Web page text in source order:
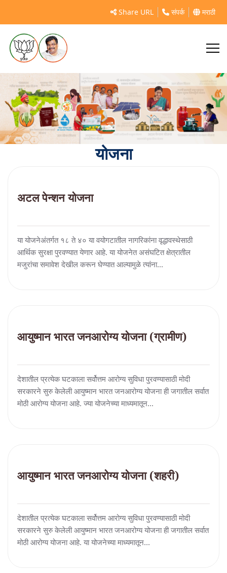
Share URL संपर्क मराठी
योजना
अटल पेन्शन योजना
या योजनेअंतर्गत १८ ते ४० या वयोगटातील नागरिकांना वृद्धावस्थेसाठी
आर्थिक सुरक्षा पुरवण्यात येणार आहे. या योजनेत असंघटित क्षेत्रातील
मजुरांचा समावेश देखील करून घेण्यात आल्यामुळे त्यांना...
आयुष्मान भारत जनआरोग्य योजना (ग्रामीण)
देशातील प्रत्येक घटकाला सर्वोत्तम आरोग्य सुविधा पुरवण्यासाठी मोदी
सरकारने सुरु केलेली आयुष्मान भारत जनआरोग्य योजना ही जगातील सर्वात
मोठी आरोग्य योजना आहे. ज्या योजनेच्या माध्यमातून...
आयुष्मान भारत जनआरोग्य योजना (शहरी)
देशातील प्रत्येक घटकाला सर्वोत्तम आरोग्य सुविधा पुरवण्यासाठी मोदी
सरकारने सुरु केलेली आयुष्मान भारत जनआरोग्य योजना ही जगातील सर्वात
मोठी आरोग्य योजना आहे. या योजनेच्या माध्यमातून...